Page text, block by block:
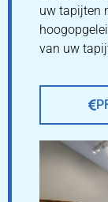
uw tapijten
van uw